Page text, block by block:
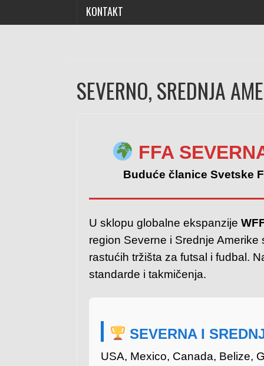
KONTAKT
SEVERNO, SREDNJA
FFA
Buduće članice Svetske
U sklopu globalne ekspanzije
region Severne i Srednje
rastućih tržišta za futsal i fudbal.
standarde i takmičenja.
SEVERNA I
USA, Mexico, Canada, Belize,